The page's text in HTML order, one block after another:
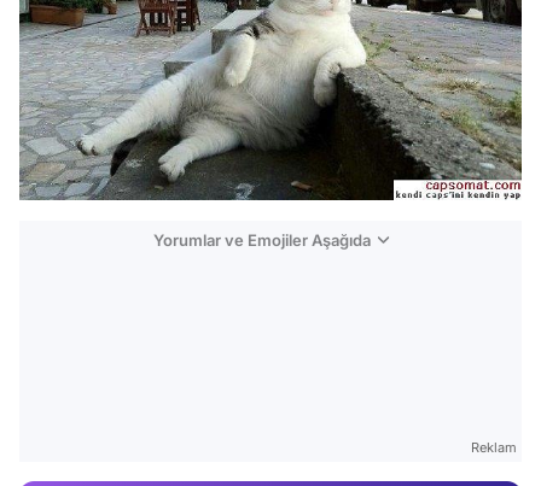
Yorumlar ve Emojiler Aşağıda
Reklam